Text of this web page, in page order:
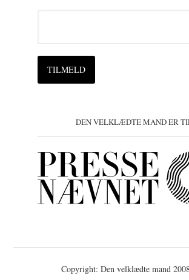
DEN VELKLÆDTE MAND ER
Copyright: Den velklædte mand